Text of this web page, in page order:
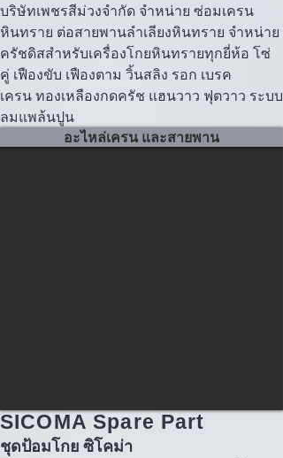
บริษัทเพชรสีม่วงจำกัด จำหน่าย ซ่อมเครน
หินทราย ต่อสายพานลำเลียงหินทราย จำหน่าย
ครัชดิสสำหรับเครื่องโกยหินทรายทุกยี่ห้อ โซ่
คู่ เฟืองขับ เฟืองตาม วิ้นสลิง รอก เบรค
เครน ทองเหลืองกดครัช แฮนวาว ฟุตวาว ระบบ
ลมแพล้นปูน
อะไหล่เครน และสายพาน
SICOMA Spare Part
ชุดป้อมโกย ซิโคม่า